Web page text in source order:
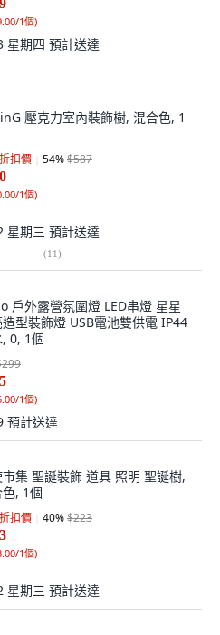
1個)
星期四 預計送達
壓克力室內裝飾樹, 混合色, 1
扣價 54%$587
1個)
星期三 預計送達
(11)
戶外露營氛圍燈 LED串燈 星星
造型裝飾燈 USB電池雙供電 IP44
, 0, 1個
1個)
預計送達
市集 聖誕裝飾 道具 照明 聖誕樹,
, 1個
扣價 40%$223
1個)
星期三 預計送達